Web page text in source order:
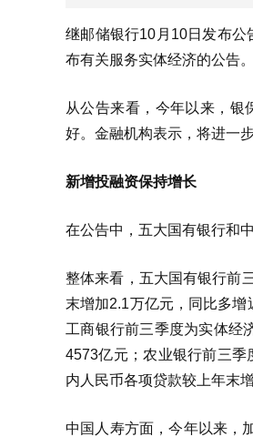
继邮储银行10月10日发布
布有关服务实体经济的公告。
从公告来看，今年以来，银
好。金融机构表示，将进一
新增投融资保持增长
在公告中，五大国有银行和
整体来看，五大国有银行前
末增加2.1万亿元，同比多
工商银行前三季度为实体经
4573亿元；农业银行前三
内人民币各项贷款较上年末
中国人寿方面，今年以来，